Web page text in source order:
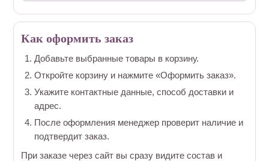
Как оформить заказ
Добавьте выбранные товары в корзину.
Откройте корзину и нажмите «Оформить заказ».
Укажите контактные данные, способ доставки и
адрес.
После оформления менеджер проверит наличие и
подтвердит заказ.
При заказе через сайт вы сразу видите состав и